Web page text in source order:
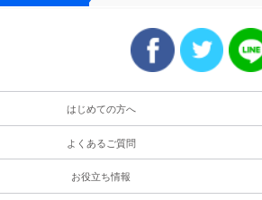
はじめての方へ
よくあるご質問
お役立ち情報